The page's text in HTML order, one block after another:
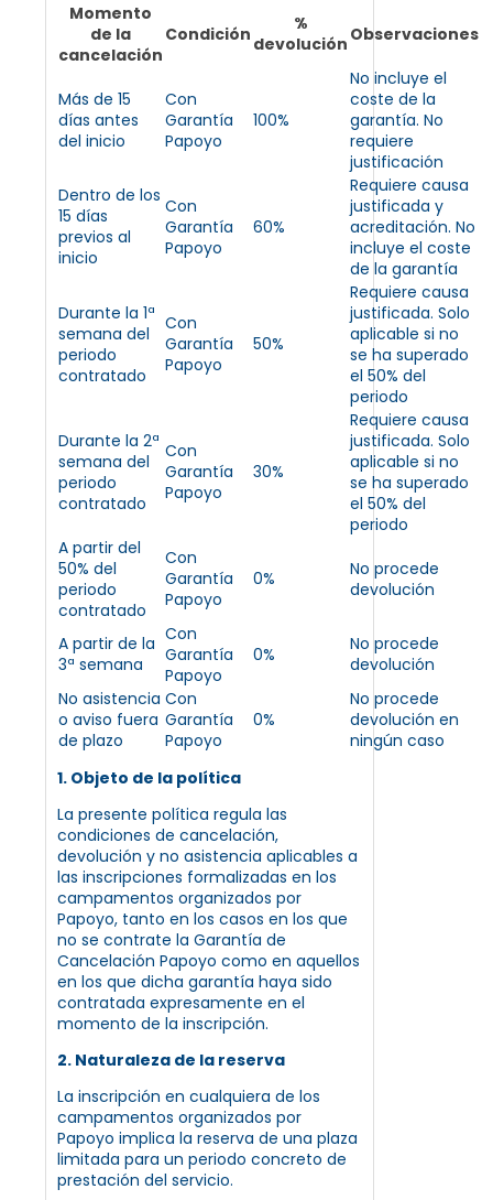
Momento
de la
cancelación
Condición
%
devolución Observaciones
Más de 15
días antes
del inicio
Con
Garantía
Papoyo
100%
No incluye el
coste de la
garantía. No
requiere
justificación
Dentro de los
15 días
previos al
inicio
Con
Garantía
Papoyo
60%
Requiere causa
justificada y
acreditación. No
incluye el coste
de la garantía
Durante la 1ª
semana del
periodo
contratado
Con
Garantía
Papoyo
50%
Requiere causa
justificada. Solo
aplicable si no
se ha superado
el 50% del
periodo
Durante la 2ª
semana del
periodo
contratado
Con
Garantía
Papoyo
30%
Requiere causa
justificada. Solo
aplicable si no
se ha superado
el 50% del
periodo
A partir del
50% del
periodo
contratado
Con
Garantía
Papoyo
0%
No procede
devolución
A partir de la
3ª semana
Con
Garantía
Papoyo
0%
No procede
devolución
No asistencia
o aviso fuera
de plazo
Con
Garantía
Papoyo
0%
No procede
devolución en
ningún caso
1. Objeto de la política
La presente política regula las
condiciones de cancelación,
devolución y no asistencia aplicables a
las inscripciones formalizadas en los
campamentos organizados por
Papoyo, tanto en los casos en los que
no se contrate la Garantía de
Cancelación Papoyo como en aquellos
en los que dicha garantía haya sido
contratada expresamente en el
momento de la inscripción.
2. Naturaleza de la reserva
La inscripción en cualquiera de los
campamentos organizados por
Papoyo implica la reserva de una plaza
limitada para un periodo concreto de
prestación del servicio.